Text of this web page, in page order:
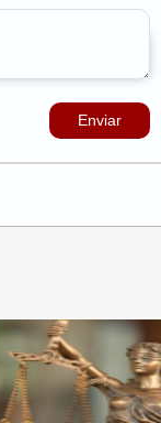
Enviar